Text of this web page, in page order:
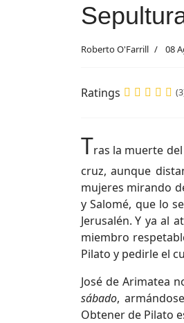
Roberto O'Farrill 08
Ratings
Tras la muerte
cruz, aunque
mujeres mirando
y Salomé, que lo
Jerusalén. Y ya al
miembro
Pilato y pedirle el
José de Arimatea
sábado,
Obtener de Pilato